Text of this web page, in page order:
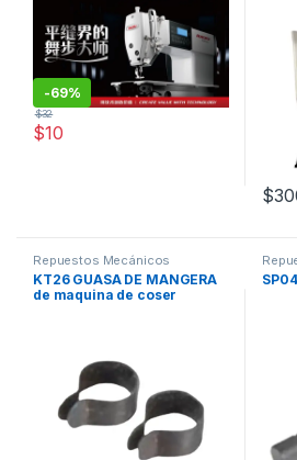
-69%
$10
$32
$
Repuestos Mecánicos
KT26 GUASA DE MANGERA
de maquina de coser
SP04